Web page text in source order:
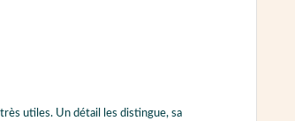
utiles. Un détail les distingue, sa